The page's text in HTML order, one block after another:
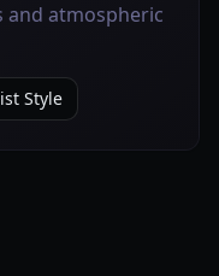
atmospheric
Style